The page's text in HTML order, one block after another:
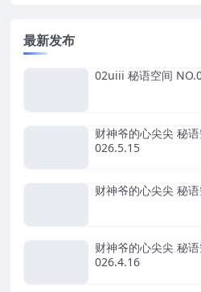
最新发布
02uiii 秘语空间
财神爷的心尖尖 秘
026.5.15
财神爷的心尖尖 秘
财神爷的心尖尖 秘
026.4.16